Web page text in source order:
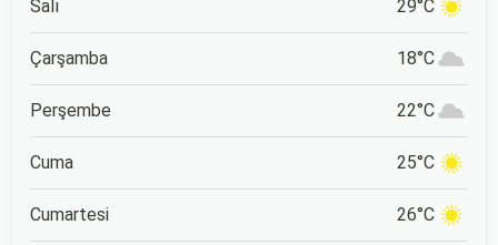
Salı 29°C
Çarşamba 18°C
Perşembe 22°C
Cuma 25°C
Cumartesi 26°C